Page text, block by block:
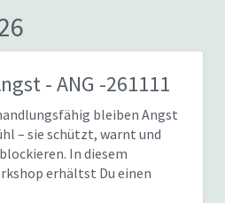
- ANG -261111
bleiben Angst
– sie schützt, warnt und
In diesem
erhältst Du einen